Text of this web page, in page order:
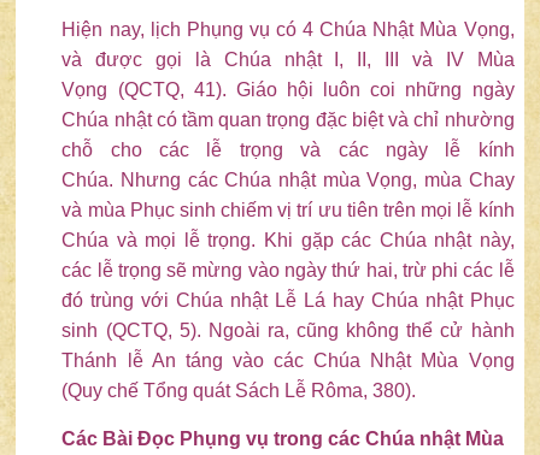
Hiện nay, lịch Phụng vụ có 4 Chúa Nhật Mùa Vọng,
và được gọi là Chúa nhật I, II, III và IV Mùa
Vọng (QCTQ, 41). Giáo hội luôn coi những ngày
Chúa nhật có tầm quan trọng đặc biệt và chỉ nhường
chỗ cho các lễ trọng và các ngày lễ kính
Chúa. Nhưng các Chúa nhật mùa Vọng, mùa Chay
và mùa Phục sinh chiếm vị trí ưu tiên trên mọi lễ kính
Chúa và mọi lễ trọng. Khi gặp các Chúa nhật này,
các lễ trọng sẽ mừng vào ngày thứ hai, trừ phi các lễ
đó trùng với Chúa nhật Lễ Lá hay Chúa nhật Phục
sinh (QCTQ, 5). Ngoài ra, cũng không thể cử hành
Thánh lễ An táng vào các Chúa Nhật Mùa Vọng
(Quy chế Tổng quát Sách Lễ Rôma, 380).
Các Bài Đọc Phụng vụ trong các Chúa nhật Mùa